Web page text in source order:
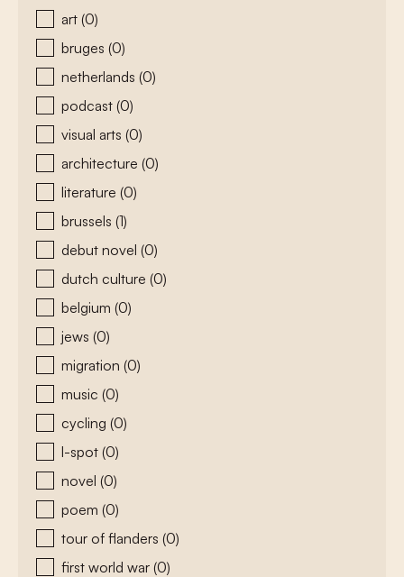
art (0)
bruges (0)
netherlands (0)
podcast (0)
visual arts (0)
architecture (0)
literature (0)
brussels (1)
debut novel (0)
dutch culture (0)
belgium (0)
jews (0)
migration (0)
music (0)
cycling (0)
l-spot (0)
novel (0)
poem (0)
tour of flanders (0)
first world war (0)